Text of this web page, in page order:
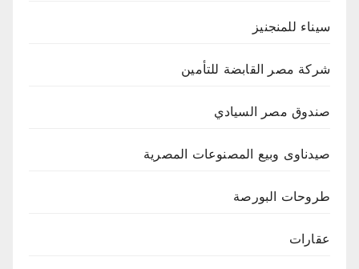
سيناء للمنجنيز
شركة مصر القابضة للتأمين
صندوق مصر السيادي
صيدناوى وبيع المصنوعات المصرية
طروحات البورصة
عقارات